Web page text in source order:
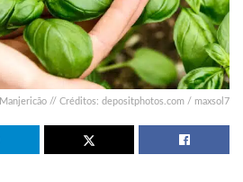
Manjericão // Créditos: depositphotos.com / maxsol7